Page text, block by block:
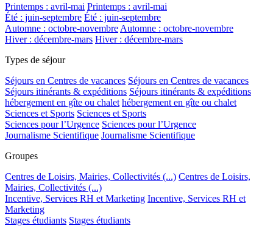
Printemps : avril-mai Printemps : avril-mai
Été : juin-septembre Été : juin-septembre
Automne : octobre-novembre Automne : octobre-novembre
Hiver : décembre-mars Hiver : décembre-mars
Types de séjour
Séjours en Centres de vacances Séjours en Centres de vacances
Séjours itinérants & expéditions Séjours itinérants & expéditions
hébergement en gîte ou chalet hébergement en gîte ou chalet
Sciences et Sports Sciences et Sports
Sciences pour l’Urgence Sciences pour l’Urgence
Journalisme Scientifique Journalisme Scientifique
Groupes
Centres de Loisirs, Mairies, Collectivités (...) Centres de Loisirs,
Mairies, Collectivités (...)
Incentive, Services RH et Marketing Incentive, Services RH et
Marketing
Stages étudiants Stages étudiants